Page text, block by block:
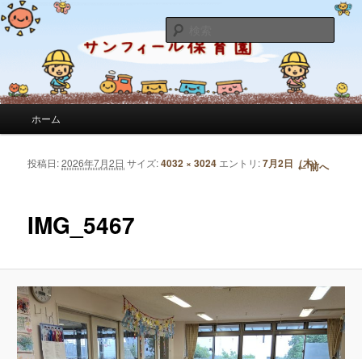
サンフィール保育園のブログ
サンフィール保育園のせんせいのブログです。園の日常を綴っています。
索
メインコンテンツへ移動
サブコンテンツへ移動
ホーム
画像ナビゲーション ← 前へ
IMG_5467
投稿日:2026年7月2日 サイズ:4032 × 3024 エントリ:7月2日（木）